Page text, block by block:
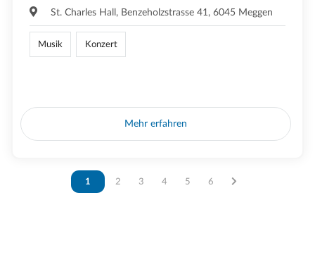
St. Charles Hall, Benzeholzstrasse 41, 6045 Meggen
Musik Konzert
Mehr erfahren
Vous êtes sur la page
1 Vous êtes sur la page
2 Vous êtes sur la page
3 Vous êtes sur la page
4 Vous êtes sur la page
5 Vous êtes sur la page
6